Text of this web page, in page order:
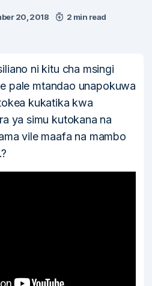
20, 2018 2 min read
ni kitu cha msingi
pale mtandao unapokuwa
kukatika kwa
ya simu kutokana na
vile maafa na mambo